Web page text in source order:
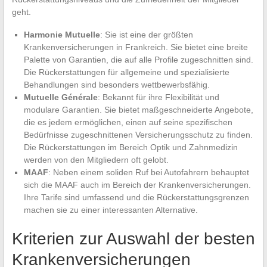
geht.
Harmonie Mutuelle: Sie ist eine der größten
Krankenversicherungen in Frankreich. Sie bietet eine breite
Palette von Garantien, die auf alle Profile zugeschnitten sind.
Die Rückerstattungen für allgemeine und spezialisierte
Behandlungen sind besonders wettbewerbsfähig.
Mutuelle Générale: Bekannt für ihre Flexibilität und
modulare Garantien. Sie bietet maßgeschneiderte Angebote,
die es jedem ermöglichen, einen auf seine spezifischen
Bedürfnisse zugeschnittenen Versicherungsschutz zu finden.
Die Rückerstattungen im Bereich Optik und Zahnmedizin
werden von den Mitgliedern oft gelobt.
MAAF: Neben einem soliden Ruf bei Autofahrern behauptet
sich die MAAF auch im Bereich der Krankenversicherungen.
Ihre Tarife sind umfassend und die Rückerstattungsgrenzen
machen sie zu einer interessanten Alternative.
Kriterien zur Auswahl der besten
Krankenversicherungen